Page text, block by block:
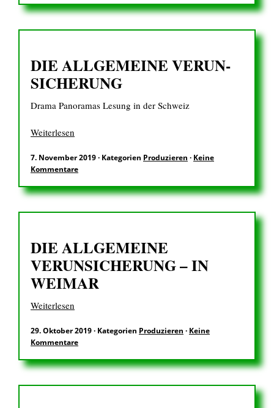
DIE ALL­GE­MEINE VERUN­
SICH­ERUNG
Drama Panoramas Lesung in der Schweiz
Weiterlesen
7. November 2019· Kategorien Produzieren · Keine
Kommentare
DIE ALLGEMEINE
VERUNSICHERUNG – IN
WEIMAR
Weiterlesen
29. Oktober 2019· Kategorien Produzieren · Keine
Kommentare